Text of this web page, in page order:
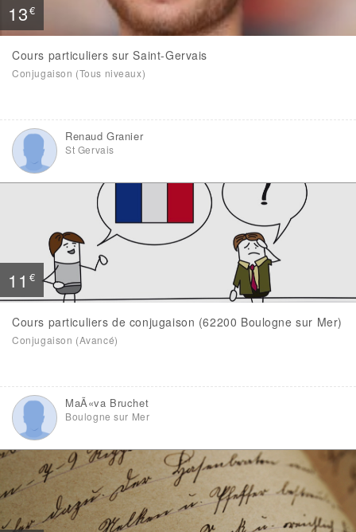
13€
Cours particuliers sur Saint-Gervais
Conjugaison (Tous niveaux)
Renaud Granier
St Gervais
11 €
Cours particuliers de conjugaison (62200 Boulogne sur Mer)
Conjugaison (Avancé)
MaÃ«va Bruchet
Boulogne sur Mer